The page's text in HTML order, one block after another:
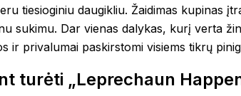
tiesioginiu daugikliu. Žaidimas kupinas
sukimu. Dar vienas dalykas, kurį verta
ir privalumai paskirstomi visiems tikrų
turėti „Leprechaun